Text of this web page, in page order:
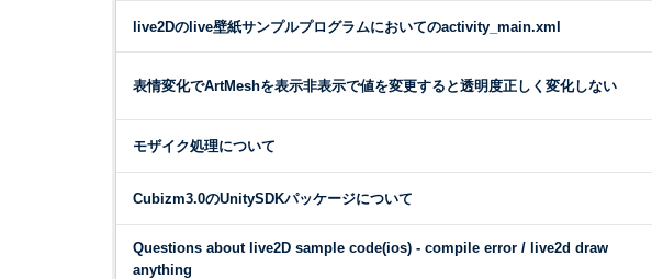
live2Dのlive壁紙サンプルプログラムにおいてのactivity_main.xml
表情変化でArtMeshを表示非表示で値を変更すると透明度正しく変化しない
モザイク処理について
Cubizm3.0のUnitySDKパッケージについて
Questions about live2D sample code(ios) - compile error / live2d draw
anything